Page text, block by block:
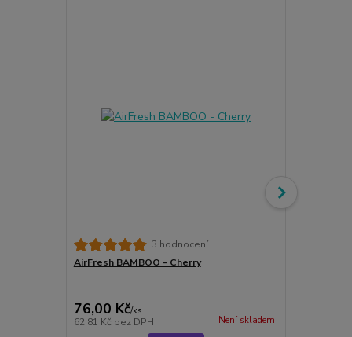
3 hodnocení
AirFresh BAMBOO - Cherry
76,00 Kč/ks
62,81 Kč bez DPH Není skladem